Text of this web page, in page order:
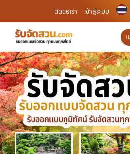
ติดต่อเรา เข้าสู่ระบบ